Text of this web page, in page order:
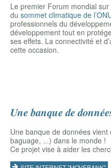
Le premier Forum mondial
du sommet climatique de
professionnels du
développement tout en
ses effets. La connectivité et
cette occasion.
Une banque de
Une banque de données
baguage, ...) dans le monde !
Ce projet vise à aider les